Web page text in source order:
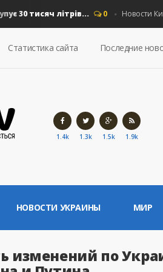
тисяч літрів... 0 Новости Киева
Статистика сайта Последние
1.4k 1.3k 1.5k 1.9k
НОВОСТИ УКРАИНЫ МИР
изменений по